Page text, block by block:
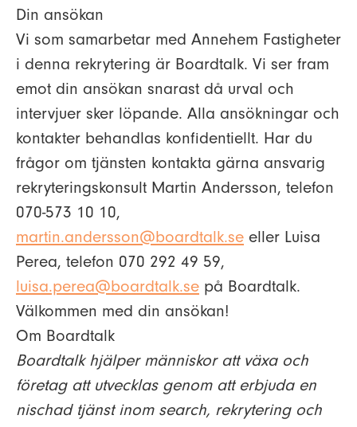
Din ansökan
Vi som samarbetar med Annehem Fastigheter
i denna rekrytering är Boardtalk. Vi ser fram
emot din ansökan snarast då urval och
intervjuer sker löpande. Alla ansökningar och
kontakter behandlas konfidentiellt. Har du
frågor om tjänsten kontakta gärna ansvarig
rekryteringskonsult Martin Andersson, telefon
070-573 10 10,
martin.andersson@boardtalk.se eller Luisa
Perea, telefon 070 292 49 59,
luisa.perea@boardtalk.se på Boardtalk.
Välkommen med din ansökan!
Om Boardtalk
Boardtalk hjälper människor att växa och
företag att utvecklas genom att erbjuda en
nischad tjänst inom search, rekrytering och